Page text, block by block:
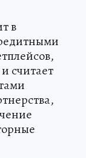
в
считает